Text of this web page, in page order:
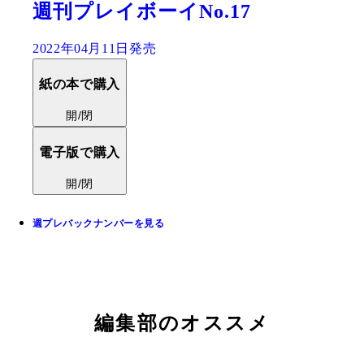
週刊プレイボーイNo.17
2022年04月11日発売
紙の本で購入
開/閉
電子版で購入
開/閉
週プレバックナンバーを見る
編集部のオススメ